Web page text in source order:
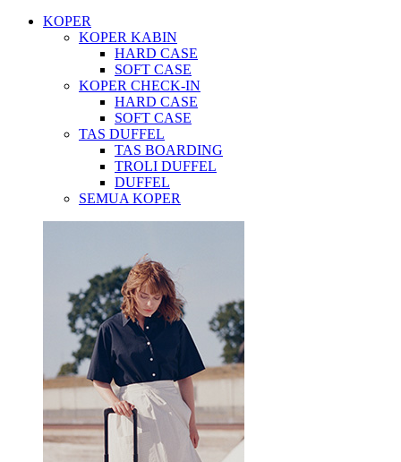
KOPER
KOPER KABIN
HARD CASE
SOFT CASE
KOPER CHECK-IN
HARD CASE
SOFT CASE
TAS DUFFEL
TAS BOARDING
TROLI DUFFEL
DUFFEL
SEMUA KOPER